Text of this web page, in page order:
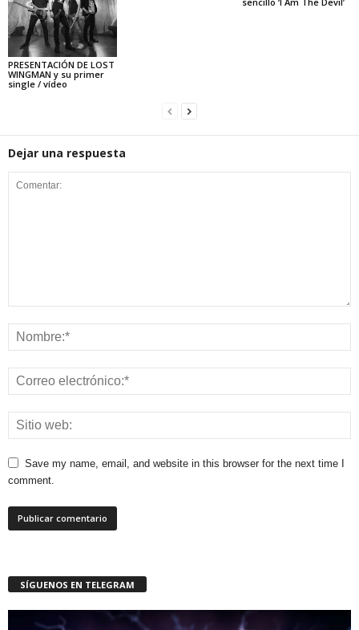
PRESENTACIÓN DE LOST
WINGMAN y su primer
single / vídeo
Dejar una respuesta
Save my name, email, and website in this browser for the next time I
comment.
SÍGUENOS EN TELEGRAM